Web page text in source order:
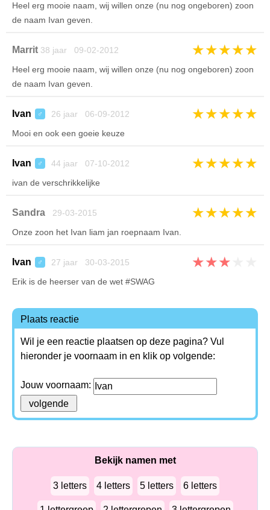
Heel erg mooie naam, wij willen onze (nu nog ongeboren) zoon
de naam Ivan geven.
Marrit 38 jaar 09-02-2012 ★★★★★
Heel erg mooie naam, wij willen onze (nu nog ongeboren) zoon
de naam Ivan geven.
Ivan ♂ 26 jaar 06-09-2012 ★★★★★
Mooi en ook een goeie keuze
Ivan ♂ 44 jaar 07-10-2012 ★★★★★
ivan de verschrikkelijke
Sandra 29-03-2015 ★★★★★
Onze zoon het Ivan liam jan roepnaam Ivan.
Ivan ♂ 27 jaar 30-03-2015 ★★★
Erik is de heerser van de wet #SWAG
Plaats reactie
Wil je een reactie plaatsen op deze pagina? Vul
hieronder je voornaam in en klik op volgende:
Jouw voornaam:
Bekijk namen met
3 letters 4 letters 5 letters 6 letters